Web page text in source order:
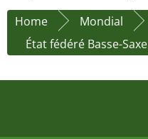
Home
Mondial
État fédéré Basse-Saxe